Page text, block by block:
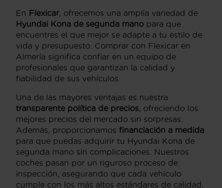
En Flexicar, ofrecemos una amplia variedad de
Hyundai Kona de segunda mano para que
encuentres el que mejor se adapte a tu estilo de
vida y presupuesto. Comprar con Flexicar en
Almería significa confiar en un equipo de
profesionales que garantizan la calidad y
fiabilidad de sus vehículos.
Una de las mayores ventajas es nuestra
transparente política de precios, ofreciendo los
mejores precios del mercado sin sorpresas.
Además, proporcionamos financiación a medida
para que puedas adquirir tu Hyundai Kona de
segunda mano sin complicaciones. Nuestros
coches pasan por un riguroso proceso de
inspección, asegurando que cada vehículo
cumple con los más altos estándares de calidad.